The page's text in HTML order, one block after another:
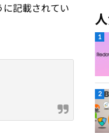
記載されてい